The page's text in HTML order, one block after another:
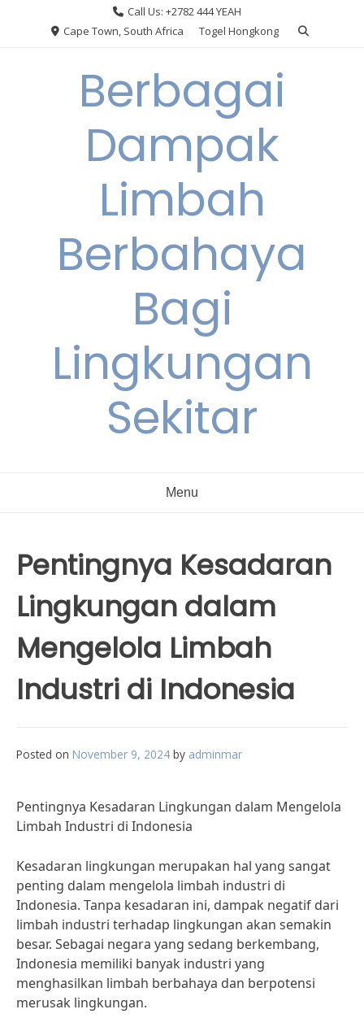
Call Us: +2782 444 YEAH
Cape Town, South Africa
Togel Hongkong
Berbagai
Dampak
Limbah
Berbahaya
Bagi
Lingkungan
Sekitar
Menu
Pentingnya Kesadaran
Lingkungan dalam
Mengelola Limbah
Industri di Indonesia
Posted on November 9, 2024 by adminmar
Pentingnya Kesadaran Lingkungan dalam Mengelola
Limbah Industri di Indonesia
Kesadaran lingkungan merupakan hal yang sangat
penting dalam mengelola limbah industri di
Indonesia. Tanpa kesadaran ini, dampak negatif dari
limbah industri terhadap lingkungan akan semakin
besar. Sebagai negara yang sedang berkembang,
Indonesia memiliki banyak industri yang
menghasilkan limbah berbahaya dan berpotensi
merusak lingkungan.